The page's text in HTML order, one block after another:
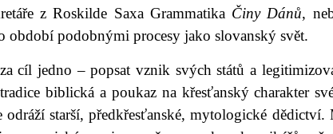
z Roskilde Saxa Grammatika Činy Dánů,
období podobnými procesy jako slovanský svět.
cíl jedno – popsat vznik svých států a
biblická a poukaz na křesťanský charakter
odráží starší, předkřesťanské, mytologické